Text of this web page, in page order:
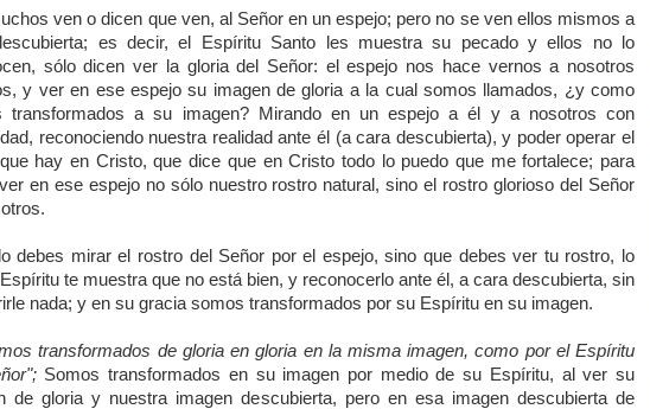
ven o dicen que ven, al Señor en un espejo; pero no se ven ellos mismos a
es decir, el Espíritu Santo les muestra su pecado y ellos no lo
sólo dicen ver la gloria del Señor: el espejo nos hace vernos a nosotros
y ver en ese espejo su imagen de gloria a la cual somos llamados, ¿y como
transformados a su imagen? Mirando en un espejo a él y a nosotros con
reconociendo nuestra realidad ante él (a cara descubierta), y poder operar el
hay en Cristo, que dice que en Cristo todo lo puedo que me fortalece; para
en ese espejo no sólo nuestro rostro natural, sino el rostro glorioso del Señor
debes mirar el rostro del Señor por el espejo, sino que debes ver tu rostro, lo
te muestra que no está bien, y reconocerlo ante él, a cara descubierta, sin
nada; y en su gracia somos transformados por su Espíritu en su imagen.
transformados de gloria en gloria en la misma imagen, como por el Espíritu
; Somos transformados en su imagen por medio de su Espíritu, al ver su
de gloria y nuestra imagen descubierta, pero en esa imagen descubierta de